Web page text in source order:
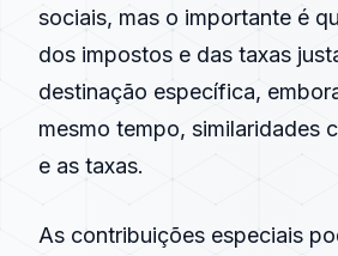
sociais, mas o importante é
dos impostos e das taxas
destinação específica,
mesmo tempo, similaridades
e as taxas.
As contribuições especiais